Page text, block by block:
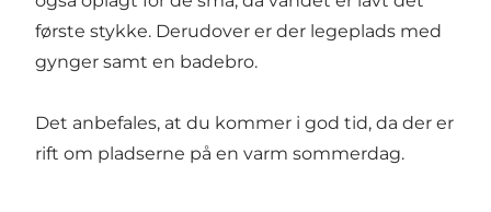
første stykke. Derudover er der legeplads med
gynger samt en badebro.
Det anbefales, at du kommer i god tid, da der er
rift om pladserne på en varm sommerdag.